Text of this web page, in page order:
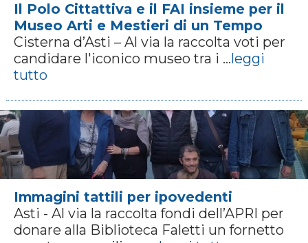
Il Polo Cittattiva e il FAI insieme per il
Museo Arti e Mestieri di un Tempo
Cisterna d’Asti – Al via la raccolta voti per
candidare l'iconico museo tra i ...leggi
tutto
Immagini tattili per ipovedenti
Asti - Al via la raccolta fondi dell’APRI per
donare alla Biblioteca Faletti un fornetto